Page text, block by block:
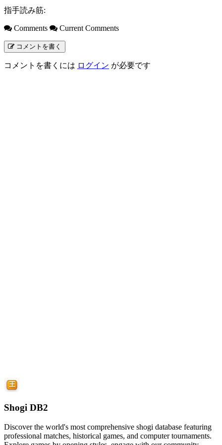
指手読み筋:
Comments Current Comments
コメントを書く
コメントを書くには ログイン が必要です
Shogi DB2
Discover the world's most comprehensive shogi database featuring
professional matches, historical games, and computer tournaments.